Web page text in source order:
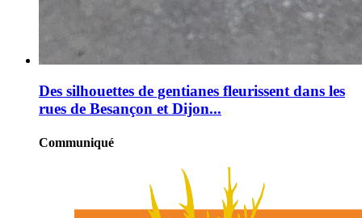
Des silhouettes de gentianes fleurissent dans les
rues de Besançon et Dijon...
Communiqué